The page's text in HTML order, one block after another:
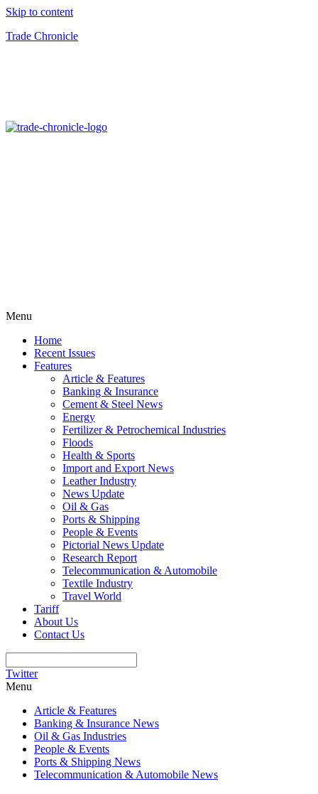
Skip to content
Trade Chronicle
Menu
Home
Recent Issues
Features
Article & Features
Banking & Insurance
Cement & Steel News
Energy
Fertilizer & Petrochemical Industries
Floods
Health & Sports
Import and Export News
Leather Industry
News Update
Oil & Gas
Ports & Shipping
People & Events
Pictorial News Update
Research Report
Telecommunication & Automobile
Textile Industry
Travel World
Tariff
About Us
Contact Us
Twitter
Menu
Article & Features
Banking & Insurance News
Oil & Gas Industries
People & Events
Ports & Shipping News
Telecommunication & Automobile News